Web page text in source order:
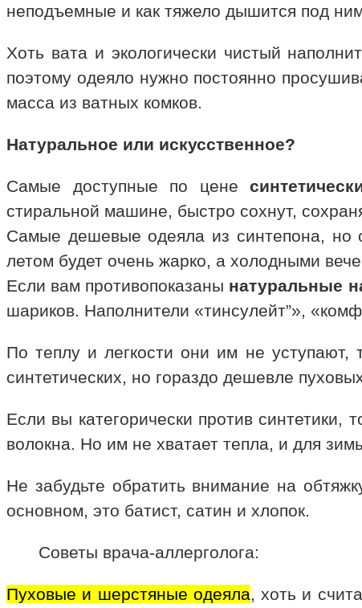
неподъемные и как тяжело дышится под
Хоть вата и экологически чистый
поэтому одеяло нужно постоянно
масса из ватных комков.
Натуральное или искусственное?
Самые доступные по цене
стиральной машине, быстро сохнут,
Самые дешевые одеяла из синтепона, но
летом будет очень жарко, а холодными
Если вам противопоказаны натуральные
шариков. Наполнители «тинсулейт”»,
По теплу и легкости они им не
синтетических, но гораздо дешевле
Если вы категорически против синтетики,
волокна. Но им не хватает тепла, и для
Не забудьте обратить внимание на
основном, это батист, сатин и хлопок.
Советы врача-аллерголога:
Пуховые и шерстяные одеяла , хоть и